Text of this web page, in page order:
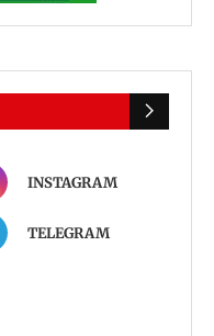
INSTAGRAM
TELEGRAM